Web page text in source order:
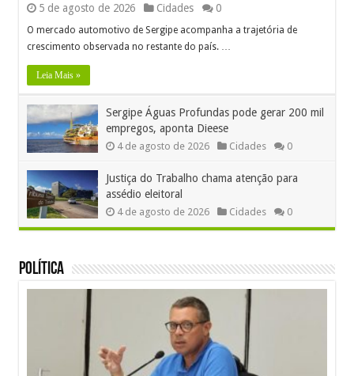
5 de agosto de 2026 Cidades 0
O mercado automotivo de Sergipe acompanha a trajetória de
crescimento observada no restante do país. …
Leia Mais »
Sergipe Águas Profundas pode gerar 200 mil
empregos, aponta Dieese
4 de agosto de 2026 Cidades 0
Justiça do Trabalho chama atenção para
assédio eleitoral
4 de agosto de 2026 Cidades 0
Política